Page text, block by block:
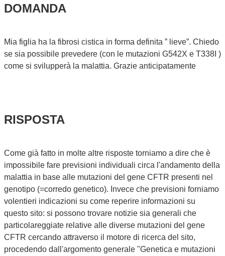
DOMANDA
Mia figlia ha la fibrosi cistica in forma definita ” lieve”. Chiedo
se sia possibile prevedere (con le mutazioni G542X e T338I )
come si svilupperà la malattia. Grazie anticipatamente
RISPOSTA
Come già fatto in molte altre risposte torniamo a dire che è
impossibile fare previsioni individuali circa l'andamento della
malattia in base alle mutazioni del gene CFTR presenti nel
genotipo (=corredo genetico). Invece che previsioni forniamo
volentieri indicazioni su come reperire informazioni su
questo sito: si possono trovare notizie sia generali che
particolareggiate relative alle diverse mutazioni del gene
CFTR cercando attraverso il motore di ricerca del sito,
procedendo dall'argomento generale "Genetica e mutazioni